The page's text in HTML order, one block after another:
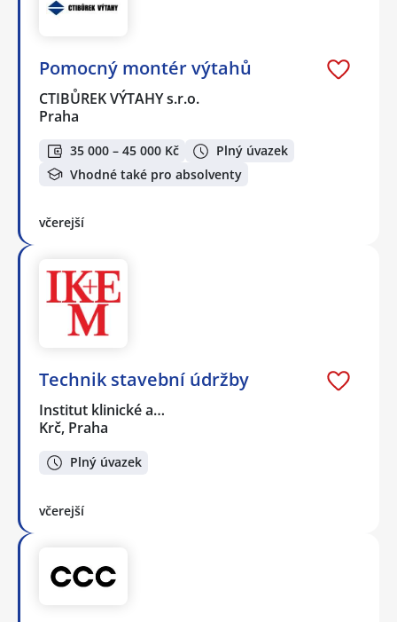
Pomocný montér výtahů
CTIBŮREK VÝTAHY s.r.o.
Praha
35 000 – 45 000 Kč
Plný úvazek
Vhodné také pro absolventy
včerejší
Technik stavební údržby
Institut klinické a…
Krč, Praha
Plný úvazek
včerejší